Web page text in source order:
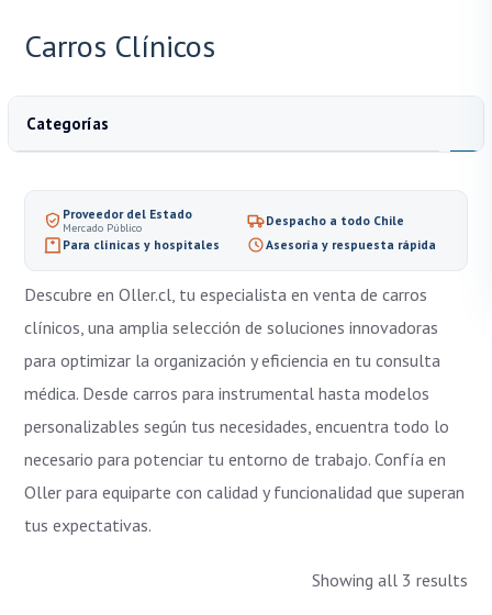
Carros Clínicos
Proveedor del Estado
Mercado Público
Despacho a todo Chile
Para clínicas y hospitales
Asesoría y respuesta rápida
Descubre en Oller.cl, tu especialista en venta de carros
clínicos, una amplia selección de soluciones innovadoras
para optimizar la organización y eficiencia en tu consulta
médica. Desde carros para instrumental hasta modelos
personalizables según tus necesidades, encuentra todo lo
necesario para potenciar tu entorno de trabajo. Confía en
Oller para equiparte con calidad y funcionalidad que superan
tus expectativas.
Showing all 3 results
Categorías
Área Dental
Consumibles de Electrocirugía
Diagnóstico
Diálisis y Nefrología
Electrocirugía
Electrodos y Consumibles ECG